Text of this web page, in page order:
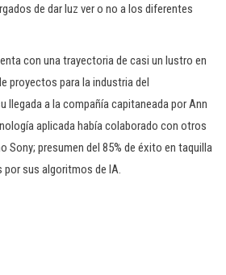
de dar luz ver o no a los diferentes
con una trayectoria de casi un lustro en
proyectos para la industria del
llegada a la compañía capitaneada por Ann
aplicada había colaborado con otros
presumen del 85% de éxito en taquilla
por sus algoritmos de IA.